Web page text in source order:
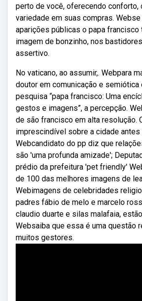
perto de você, oferecendo conforto,
variedade em suas compras.
aparições públicas o papa francisco
imagem de bonzinho, nos
assertivo.
No vaticano, ao assumir,. Webpara
doutor em comunicação e semiótica
pesquisa “papa francisco: Uma
gestos e imagens”, a percepção.
de são francisco em alta resolução.
imprescindível sobre a cidade antes
Webcandidato do pp diz que
são 'uma profunda amizade';
prédio da prefeitura 'pet friendly'
de 100 das melhores imagens de
Webimagens de celebridades
padres fábio de melo e marcelo
claudio duarte e silas malafaia,
Websaiba que essa é uma questão
muitos gestores.